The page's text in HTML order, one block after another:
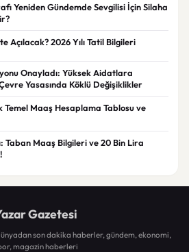
Yeniden Gündemde Sevgilisi İçin Silaha
Açılacak? 2026 Yılı Tatil Bilgileri
Onayladı: Yüksek Aidatlara
Yasasında Köklü Değişiklikler
Temel Maaş Hesaplama Tablosu ve
Taban Maaş Bilgileri ve 20 Bin Lira
Gazetesi
son dakika haberler, gündem, ekonomi,
magazin haberleri